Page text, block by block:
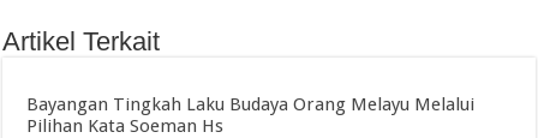
Artikel Terkait
Bayangan Tingkah Laku Budaya Orang Melayu Melalui
Pilihan Kata Soeman Hs